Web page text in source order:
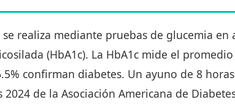
realiza mediante pruebas de glucemia en
(HbA1c). La HbA1c mide el
confirman diabetes. Un ayuno de 8
de la Asociación Americana de